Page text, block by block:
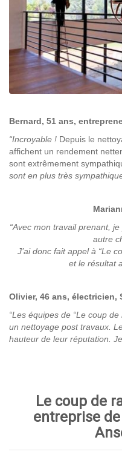
Bernard, 51 ans,
“Incroyable ! Depuis le
affichent un rendement
sont extrêmement
sont en plus très
“Avec mon travail prenant,
autre
J’ai donc fait appel à “Le
et le résultat
Olivier, 46 ans, électricien,
“Les équipes de “Le coup
un nettoyage post travaux.
hauteur de leur réputation.
Le coup de
entreprise